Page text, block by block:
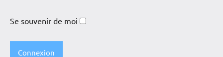
Se souvenir de moi